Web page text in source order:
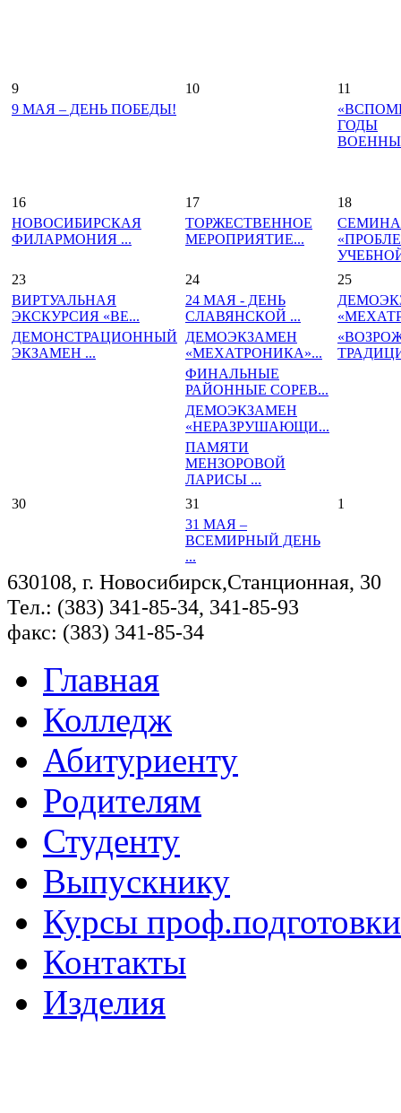
9
9 МАЯ – ДЕНЬ ПОБЕДЫ!
10
11
ГОДЫ
16
НОВОСИБИРСКАЯ
ФИЛАРМОНИЯ ...
17
ТОРЖЕСТВЕННОЕ
МЕРОПРИЯТИЕ...
18
23
ВИРТУАЛЬНАЯ
ЭКСКУРСИЯ «ВЕ...
ДЕМОНСТРАЦИОННЫЙ
ЭКЗАМЕН ...
24
24 МАЯ - ДЕНЬ
СЛАВЯНСКОЙ ...
ДЕМОЭКЗАМЕН
«МЕХАТРОНИКА»...
ФИНАЛЬНЫЕ
РАЙОННЫЕ СОРЕВ...
ДЕМОЭКЗАМЕН
«НЕРАЗРУШАЮЩИ...
ПАМЯТИ
МЕНЗОРОВОЙ
ЛАРИСЫ ...
25
30
31
31 МАЯ –
ВСЕМИРНЫЙ ДЕНЬ
...
1
630108, г. Новосибирск,Станционная, 30
Тел.: (383) 341-85-34, 341-85-93
факс: (383) 341-85-34
Главная
Колледж
Абитуриенту
Родителям
Студенту
Выпускнику
Курсы проф.подготовки
Контакты
Изделия